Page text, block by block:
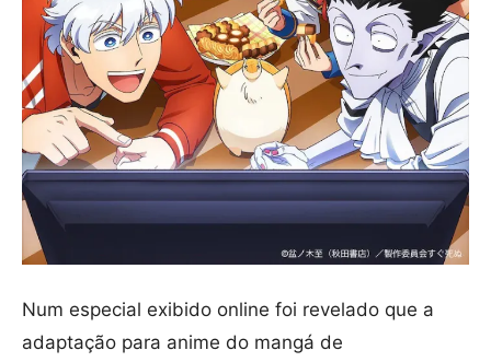
Num especial exibido online foi revelado que a
adaptação para anime do mangá de